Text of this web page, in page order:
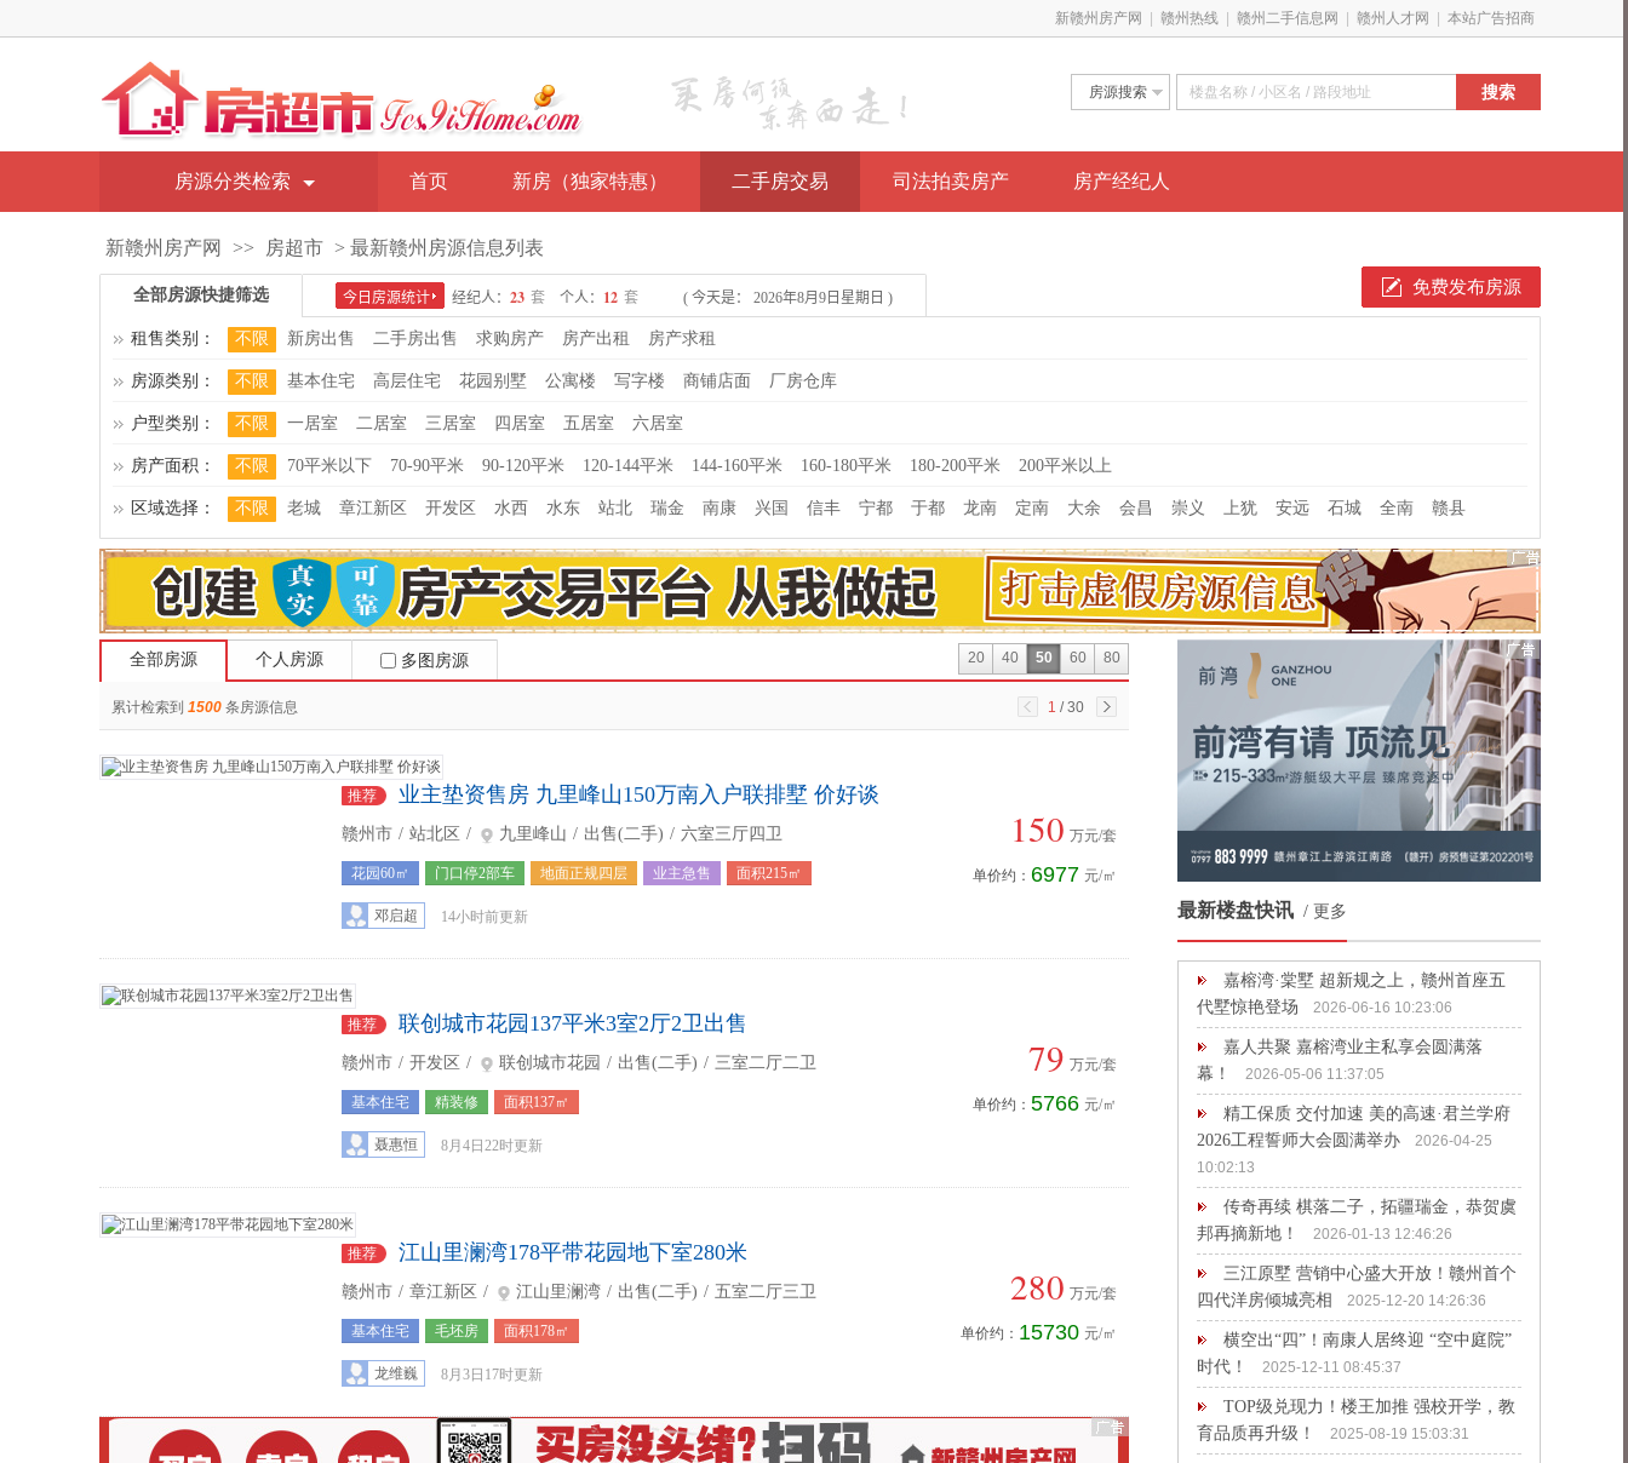
新赣州房产网 赣州热线 赣州二手信息网 赣州人才网 本站广告招商
房源搜索 搜索
房源分类检索 首页 新房（独家特惠） 二手房交易 司法拍卖房产 房产经纪人
新赣州房产网 >> 房超市 > 最新赣州房源信息列表
免费发布房源
全部房源快捷筛选
租售类别： 不限 新房出售 二手房出售 求购房产 房产出租 房产求租
房源类别： 不限 基本住宅 高层住宅 花园别墅 公寓楼 写字楼 商铺店面 厂房仓库
户型类别： 不限 一居室 二居室 三居室 四居室 五居室 六居室
房产面积： 不限 70平米以下 70-90平米 90-120平米 120-144平米 144-160平米 160-180平米 180-200平米 200平米以上
区域选择： 不限 老城 章江新区 开发区 水西 水东 站北 瑞金 南康 兴国 信丰 宁都 于都 龙南 定南 大余 会昌 崇义 上犹 安远 石城 全南 赣县
全部房源 个人房源 多图房源 20 40 50 60 80
累计检索到 1500 条房源信息 1 / 30
推荐 业主垫资售房 九里峰山150万南入户联排墅 价好谈
赣州市 / 站北区 / 九里峰山 / 出售(二手) / 六室三厅四卫
花园60㎡ 门口停2部车 地面正规四层 业主急售 面积215㎡
邓启超 14小时前更新
150 万元/套
单价约： 6977 元/㎡
推荐 联创城市花园137平米3室2厅2卫出售
赣州市 / 开发区 / 联创城市花园 / 出售(二手) / 三室二厅二卫
基本住宅 精装修 面积137㎡
聂惠恒 8月4日22时更新
79 万元/套
单价约： 5766 元/㎡
推荐 江山里澜湾178平带花园地下室280米
赣州市 / 章江新区 / 江山里澜湾 / 出售(二手) / 五室二厅三卫
基本住宅 毛坯房 面积178㎡
龙维巍 8月3日17时更新
280 万元/套
单价约： 15730 元/㎡
最新楼盘快讯 / 更多
嘉榕湾·棠墅 超新规之上，赣州首座五
代墅惊艳登场
2026-06-16 10:23:06
嘉人共聚 嘉榕湾业主私享会圆满落
幕！
2026-05-06 11:37:05
精工保质 交付加速 美的高速·君兰学府
2026工程誓师大会圆满举办
2026-04-25
10:02:13
传奇再续 棋落二子，拓疆瑞金，恭贺虞
邦再摘新地！
2026-01-13 12:46:26
三江原墅 营销中心盛大开放！赣州首个
四代洋房倾城亮相
2025-12-20 14:26:36
横空出“四”！南康人居终迎 “空中庭院”
时代！
2025-12-11 08:45:37
TOP级兑现力！楼王加推 强校开学，教
育品质再升级！
2025-08-19 15:03:31